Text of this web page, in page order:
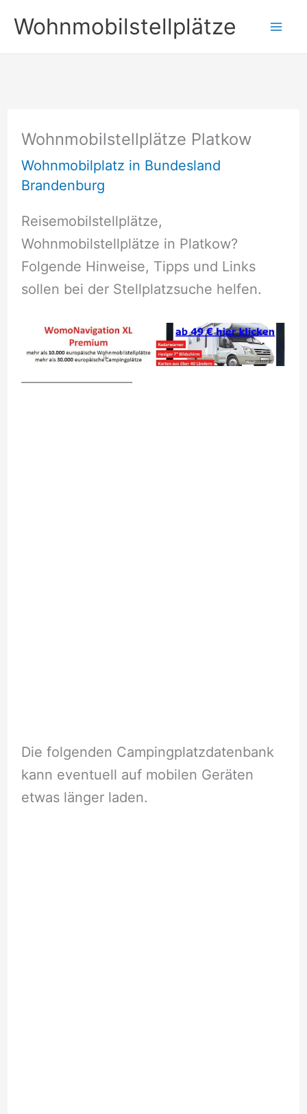
Inhalt
springen
Wohnmobilstellplätze
Wohnmobilstellplätze Platkow
Wohnmobilplatz in Bundesland
Brandenburg
Reisemobilstellplätze,
Wohnmobilstellplätze in Platkow?
Folgende Hinweise, Tipps und Links
sollen bei der Stellplatzsuche helfen.
Die folgenden Campingplatzdatenbank
kann eventuell auf mobilen Geräten
etwas länger laden.